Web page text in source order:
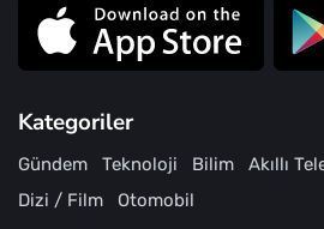
Kategoriler
Gündem Teknoloji Bilim Akıllı
Dizi / Film
Otomobil